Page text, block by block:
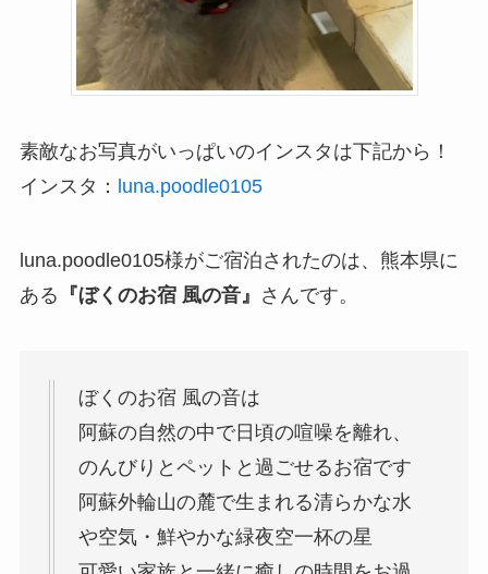
素敵なお写真がいっぱいのインスタは下記から！
インスタ： luna.poodle0105
luna.poodle0105様がご宿泊されたのは、熊本県に
ある 『ぼくのお宿 風の音』 さんです。
ぼくのお宿 風の音は
阿蘇の自然の中で日頃の喧噪を離れ、
のんびりとペットと過ごせるお宿です
阿蘇外輪山の麓で生まれる清らかな水
や空気・鮮やかな緑夜空一杯の星